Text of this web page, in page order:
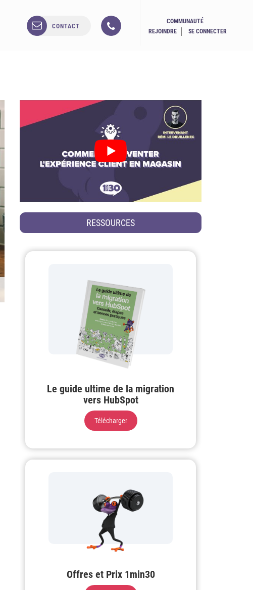
CONTACT
COMMUNAUTÉ
REJOINDRE
SE CONNECTER
RESSOURCES
Le guide ultime de la migration
vers HubSpot
Télécharger
Offres et Prix 1min30